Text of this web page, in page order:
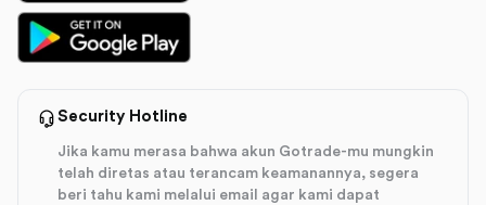
Security Hotline
Jika kamu merasa bahwa akun Gotrade-mu mungkin
telah diretas atau terancam keamanannya, segera
beri tahu kami melalui email agar kami dapat